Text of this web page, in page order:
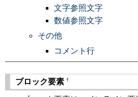
文字参照文字
数値参照文字
その他
コメント行
ブロック要素 †